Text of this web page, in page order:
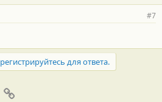
#7
для ответа.
почта